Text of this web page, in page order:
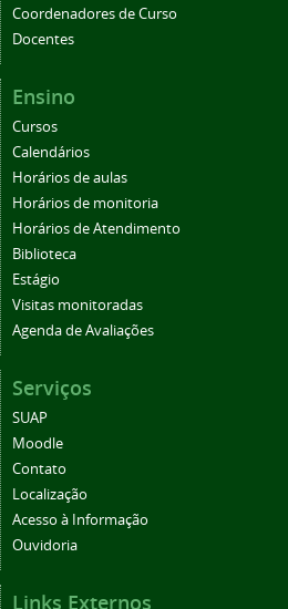
Coordenadores de Curso
Docentes
Ensino
Cursos
Calendários
Horários de aulas
Horários de monitoria
Horários de Atendimento
Biblioteca
Estágio
Visitas monitoradas
Agenda de Avaliações
Serviços
SUAP
Moodle
Contato
Localização
Acesso à Informação
Ouvidoria
Links Externos